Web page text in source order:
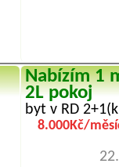
Nabízím 1
2L pokoj
byt v RD
8.000Kč/